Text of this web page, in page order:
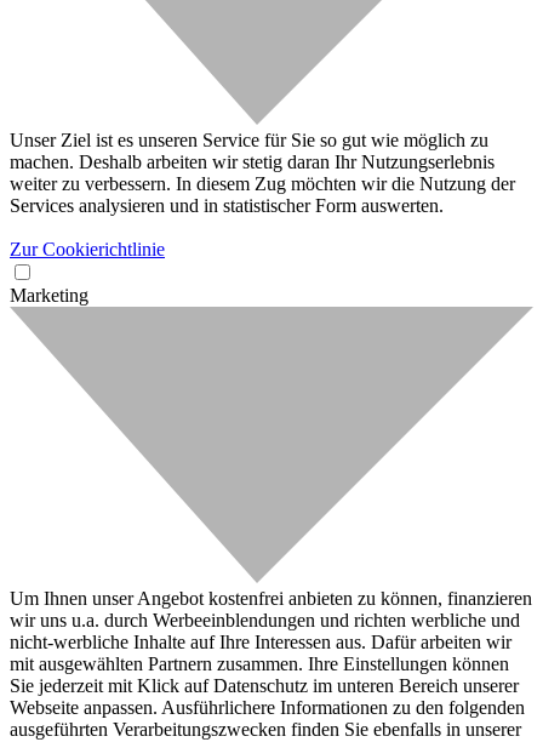
Unser Ziel ist es unseren Service für Sie so gut wie möglich zu
machen. Deshalb arbeiten wir stetig daran Ihr Nutzungserlebnis
weiter zu verbessern. In diesem Zug möchten wir die Nutzung der
Services analysieren und in statistischer Form auswerten.
Zur Cookierichtlinie
Marketing
Um Ihnen unser Angebot kostenfrei anbieten zu können, finanzieren
wir uns u.a. durch Werbeeinblendungen und richten werbliche und
nicht-werbliche Inhalte auf Ihre Interessen aus. Dafür arbeiten wir
mit ausgewählten Partnern zusammen. Ihre Einstellungen können
Sie jederzeit mit Klick auf Datenschutz im unteren Bereich unserer
Webseite anpassen. Ausführlichere Informationen zu den folgenden
ausgeführten Verarbeitungszwecken finden Sie ebenfalls in unserer